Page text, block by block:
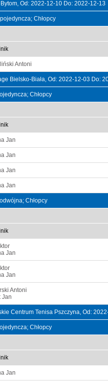
Od: 2022-12-10 Do: 2022-12-13
Chłopcy
Antoni
Bielsko-Biała, Od: 2022-12-03 Do:
Chłopcy
Jan
Jan
Jan
Jan
Chłopcy
Jan
Jan
Antoni
Jan
Centrum Tenisa Pszczyna, Od:
Chłopcy
Jan